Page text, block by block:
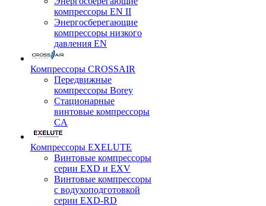
компрессоры EN II
Энергосберегающие
компрессоры низкого
давления EN
Компрессоры CROSSAIR
Передвижные
компрессоры Borey
Стационарные
винтовые компрессоры
CA
Компрессоры EXELUTE
Винтовые компрессоры
серии EXD и EXV
Винтовые компрессоры
с водухоподготовкой
серии EXD-RD